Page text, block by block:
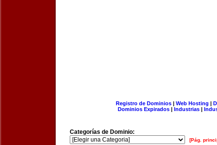
Registro de Dominios| Web Hosting |
Dominios Expirados | Industrias |
Categorías de Dominio:
[Pág.